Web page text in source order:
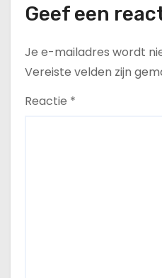
Geef een
Je e-mailadres wordt
Vereiste velden zijn
Reactie *